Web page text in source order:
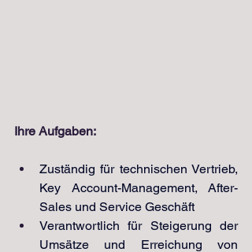
Ihre Aufgaben:
Zuständig für technischen Vertrieb,
Key Account-Management, After-
Sales und Service Geschäft
Verantwortlich für Steigerung der
Umsätze und Erreichung von